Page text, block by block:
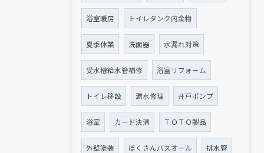
浴室暖房 トイレタンク内金物
夏季休業 洗面器 水漏れ対策
受水槽給水管補修 浴室リフォーム
トイレ移設 漏水修理 井戸ポンプ
浴室 カード決済 ＴＯＴＯ製品
外壁塗装 ほくさんバスオール 排水管